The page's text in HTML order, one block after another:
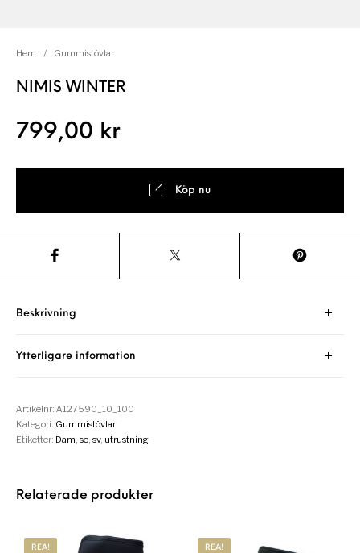
Hem / Gummistövlar
NIMIS WINTER
799,00 kr
Köp nu
Beskrivning
Ytterligare information
Artikelnr:A127590_10_100
Kategori: Gummistövlar
Etiketter: Dam ,se ,sv, utrustning
Relaterade produkter
REA! REA!